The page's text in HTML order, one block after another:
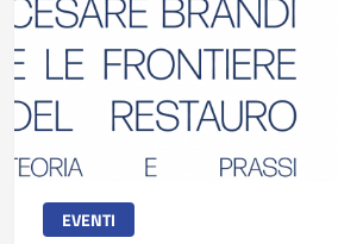
EVENTI